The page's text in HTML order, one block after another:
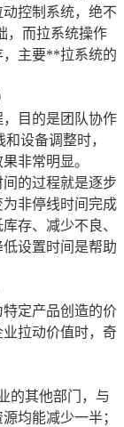
控制系统，绝不
，而拉系统操作
，主要**拉系统的
目的是团队协作
设备调整时，
非常明显。
的过程就是逐步
非停线时间完成
存、减少不良、
设置时间是帮助
定产品创造的价
拉动价值时，奇
的其他部门，与
均能减少一半；